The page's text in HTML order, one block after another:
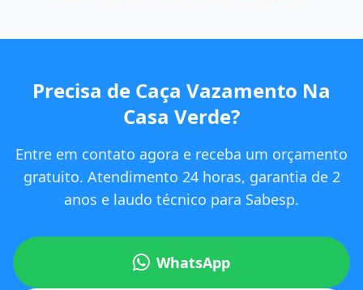
Precisa de Caça Vazamento Na
Casa Verde?
Entre em contato agora e receba um orçamento
gratuito. Atendimento 24 horas, garantia de 2
anos e laudo técnico para Sabesp.
WhatsApp